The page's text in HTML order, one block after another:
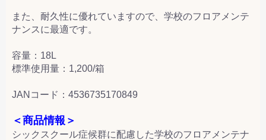
また、耐久性に優れていますので、学校のフロアメンテ
ナンスに最適です。
容量：18L
標準使用量：1,200/箱
JANコード：4536735170849
＜商品情報＞
シックスクール症候群に配慮した学校のフロアメンテナ